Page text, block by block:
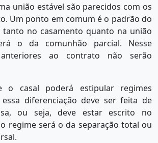
união estável são parecidos com os
Um ponto em comum é o padrão do
tanto no casamento quanto na união
o da comunhão parcial. Nesse
ao contrato não serão
o casal poderá estipular regimes
diferenciação deve ser feita de
ou seja, deve estar escrito no
regime será o da separação total ou